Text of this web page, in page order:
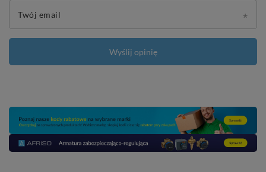
Twój email
Wyślij opinię